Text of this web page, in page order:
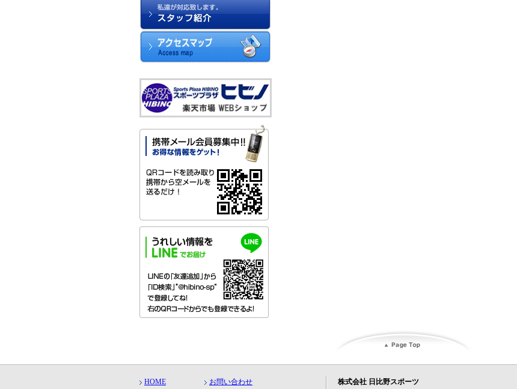
HOME お問い合わせ
株式会社 日比野スポーツ